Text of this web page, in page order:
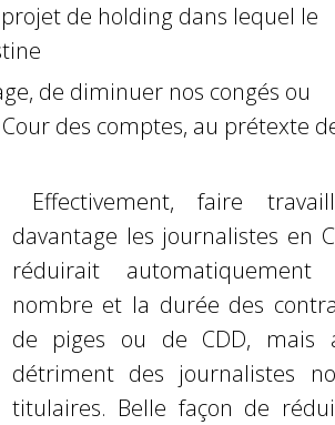
de holding dans lequel le
de diminuer nos congés ou
des comptes, au prétexte
Effectivement, faire
davantage les journalistes en
réduirait automatiquement
nombre et la durée des
de piges ou de CDD, mais
détriment des journalistes
titulaires. Belle façon de